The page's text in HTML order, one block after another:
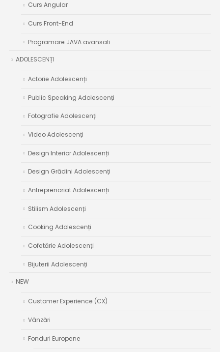
Curs Angular
Curs Front-End
Programare JAVA avansati
ADOLESCENȚI
Actorie Adolescenți
Public Speaking Adolescenți
Fotografie Adolescenți
Video Adolescenți
Design Interior Adolescenți
Design Grădini Adolescenți
Antreprenoriat Adolescenți
Stilism Adolescenți
Cooking Adolescenți
Cofetărie Adolescenți
Bijuterii Adolescenți
NEW
Customer Experience (CX)
Vânzări
Fonduri Europene